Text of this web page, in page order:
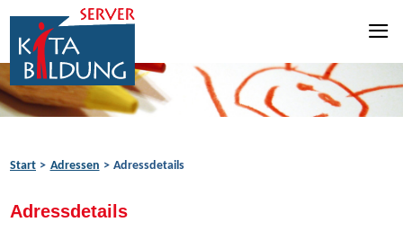
Zum Inhalt springen
Zur Navigation springen
Zum Fußbereich springen
Start Adressen Adressdetails
Adressdetails